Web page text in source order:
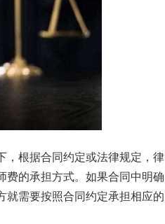
，根据合同约定或法律规定，律
费的承担方式。如果合同中明确
就需要按照合同约定承担相应的